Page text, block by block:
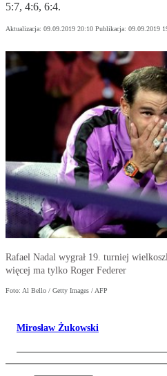
5:7, 4:6, 6:4.
Aktualizacja: 09.09.2019 20:10 Publikacja: 09.09.2019
Rafael Nadal wygrał 19. turniej
więcej ma tylko Roger Federer
Foto: Al Bello / Getty Images / AFP
Mirosław Żukowski